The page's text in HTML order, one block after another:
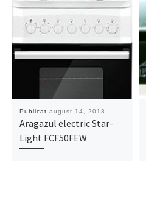
Publicat august 14, 2018
Aragazul electric Star-
Light FCF50FEW